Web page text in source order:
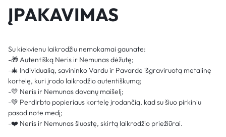
ĮPAKAVIMAS
Su kiekvienu laikrodžiu nemokamai gaunate:
-🎁 Autentišką Neris ir Nemunas dėžutę;
-🎄 Individualią, savininko Vardu ir Pavarde išgraviruotą metalinę
kortelę, kuri įrodo laikrodžio autentiškumą;
-💛 Neris ir Nemunas dovanų maišelį;
-💚 Perdirbto popieriaus kortelę įrodančią, kad su šiuo pirkiniu
pasodinote medį;
-❤️ Neris ir Nemunas šluostę, skirtą laikrodžio priežiūrai.